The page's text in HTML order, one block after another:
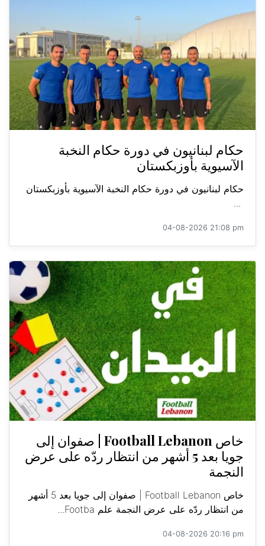
حكام لبنانيون في دورة حكام النخبة
الآسيوية بأوزبكستان
حكام لبنانيون في دورة حكام النخبة الآسيوية بأوزبكستان
...
04-08-2026 21:08 pm
خاص Football Lebanon | صفوان إلى
جويا بعد 5 أشهر من انتظار ردّه على عرض
النجمة
خاص Football Lebanon | صفوان إلى جويا بعد 5 أشهر
من انتظار ردّه على عرض النجمة علم Footba...
04-08-2026 20:16 pm